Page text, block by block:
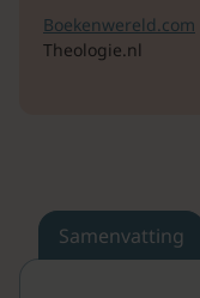
Boekenwereld.com
Theologie.nl
Samenvatting